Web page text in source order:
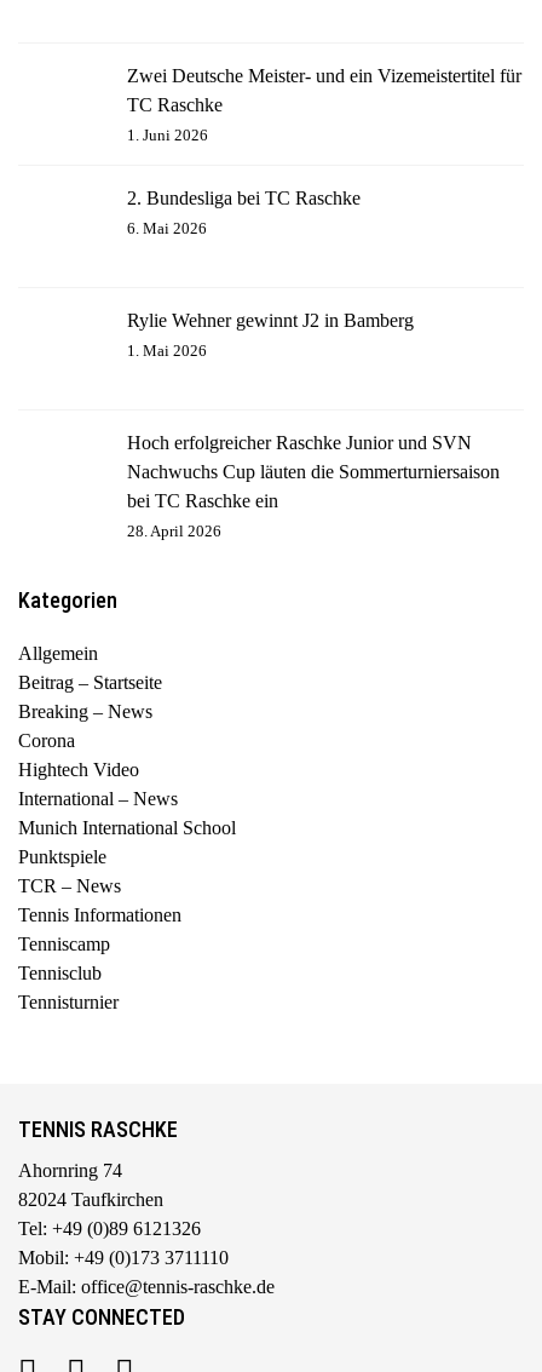
Zwei Deutsche Meister- und ein Vizemeistertitel für
TC Raschke
1. Juni 2026
2. Bundesliga bei TC Raschke
6. Mai 2026
Rylie Wehner gewinnt J2 in Bamberg
1. Mai 2026
Hoch erfolgreicher Raschke Junior und SVN
Nachwuchs Cup läuten die Sommerturniersaison
bei TC Raschke ein
28. April 2026
Kategorien
Allgemein
Beitrag – Startseite
Breaking – News
Corona
Hightech Video
International – News
Munich International School
Punktspiele
TCR – News
Tennis Informationen
Tenniscamp
Tennisclub
Tennisturnier
TENNIS RASCHKE
Ahornring 74
82024 Taufkirchen
Tel: +49 (0)89 6121326
Mobil: +49 (0)173 3711110
E-Mail: office@tennis-raschke.de
STAY CONNECTED